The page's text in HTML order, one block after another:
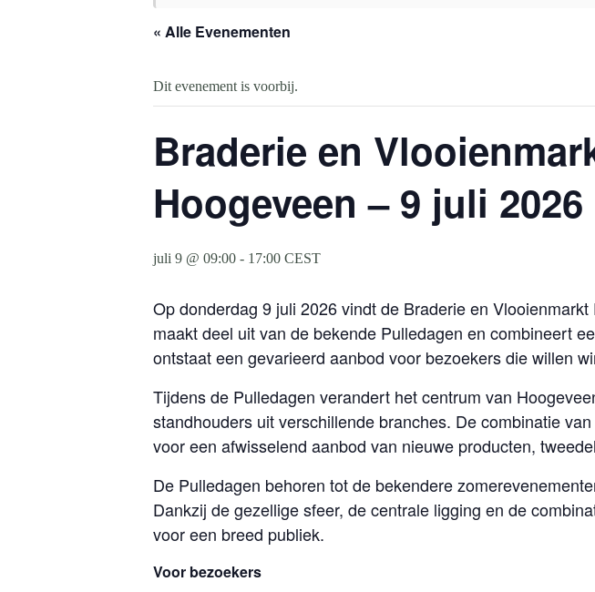
« Alle Evenementen
Dit evenement is voorbij.
Braderie en
Hoogeveen – 9 juli 2026
juli 9 @ 09:00 - 17:00 CEST
Op donderdag 9 juli 2026 vindt de Braderie en
maakt deel uit van de bekende Pulledagen en combineert
ontstaat een gevarieerd aanbod voor bezoekers die willen
Tijdens de Pulledagen verandert het centrum van
standhouders uit verschillende branches. De combinatie
voor een afwisselend aanbod van nieuwe producten,
De Pulledagen behoren tot de bekendere
Dankzij de gezellige sfeer, de centrale ligging en de
voor een breed publiek.
Voor bezoekers